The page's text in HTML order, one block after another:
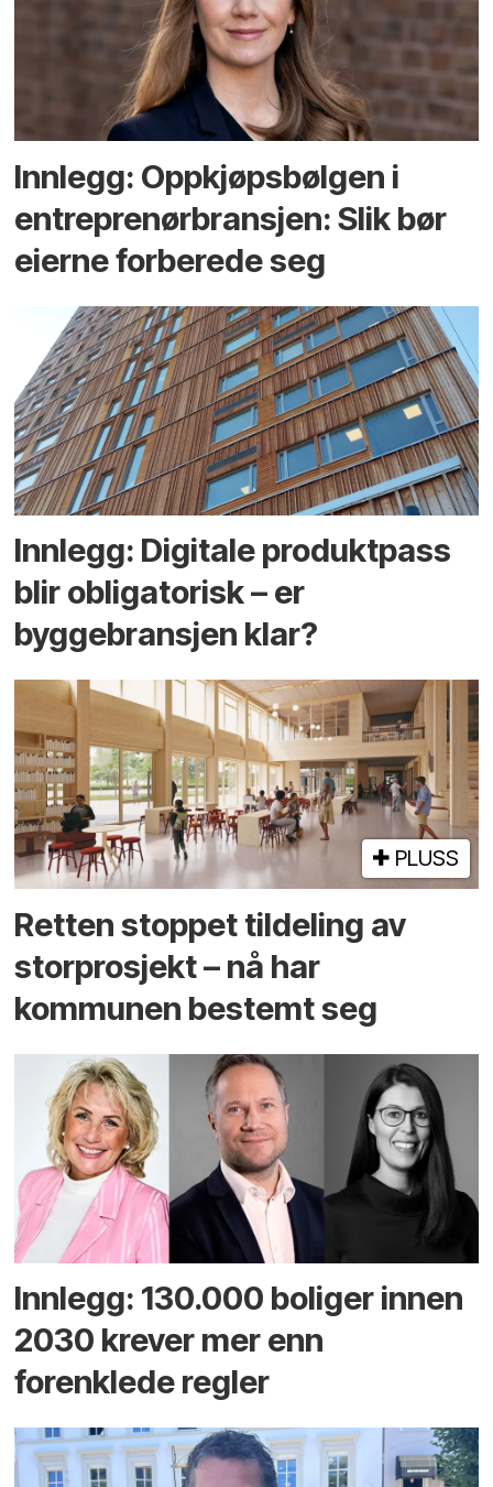
Innlegg: Oppkjøps­bølgen i
entreprenør­bransjen: Slik bør
eierne forberede seg
Innlegg: Digitale produktpass
blir obligatorisk – er
byggebransjen klar?
PLUSS
Retten stoppet tildeling av
storprosjekt – nå har
kommunen bestemt seg
Innlegg: 130.000 boliger innen
2030 krever mer enn
forenklede regler